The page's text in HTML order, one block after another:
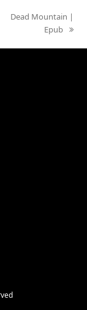
next
Dead Mountain |
Epub